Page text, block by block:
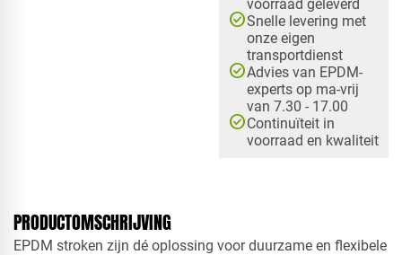
voorraad geleverd
check_circleSnelle levering met
onze eigen
transportdienst
check_circleAdvies van EPDM-
experts op ma-vrij
van 7.30 - 17.00
check_circleContinuïteit in
voorraad en kwaliteit
PRODUCTOMSCHRIJVING
EPDM stroken zijn dé oplossing voor duurzame en flexibele